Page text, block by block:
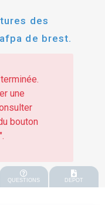
des
de brest.
une
bouton
QUESTIONS DEPOT